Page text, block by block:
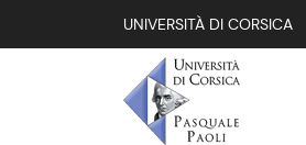
UNIVERSITÀ DI CORSICA